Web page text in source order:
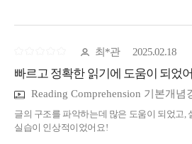
최*관 2025.02.18
빠르고 정확한 읽기에 도움이 되었
Reading Comprehension 기본개념
글의 구조를 파악하는데 많은 도움이 되었고,
실습이 인상적이었어요!